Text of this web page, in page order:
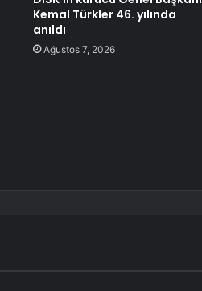
Kemal Türkler 46. yılında
anıldı
Ağustos 7, 2026